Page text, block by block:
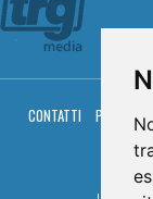
CONTATTI PRIVACY